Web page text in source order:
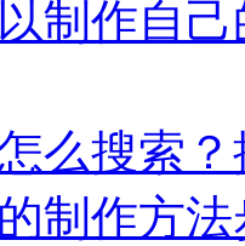
制作自
么搜索
制作方